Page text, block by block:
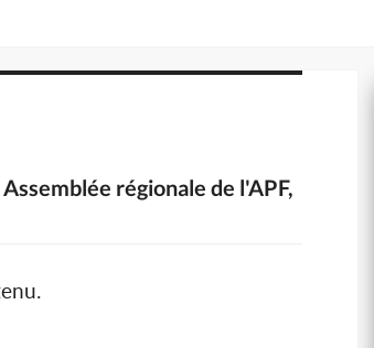
régionale de l'APF,